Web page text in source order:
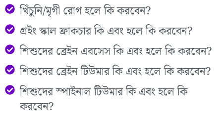
খিঁচুনি/মৃগী রোগ হলে কি করবেন?
গ্রইং স্কাল ফ্রাকচার কি এবং হলে কি করবেন?
শিশুদের ব্রেইন এবসেস কি এবং হলে কি করবেন?
শিশুদের ব্রেইন টিউমার কি এবং হলে কি করবেন?
শিশুদের স্পাইনাল টিউমার কি এবং হলে কি
করবেন?